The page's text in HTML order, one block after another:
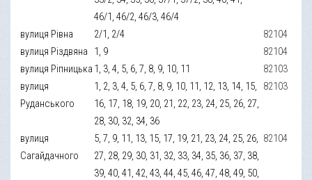
46/1, 46/2, 46/3, 46/4
вулиця Рівна 2/1, 2/4
82104
вулиця Різдвяна
1, 9
82104
вулиця Ріпницька 1, 3, 4, 5, 6, 7, 8, 9, 10, 11
82103
вулиця
Руданського
1, 2, 3, 4, 5, 6, 7, 8, 9, 10, 11, 12, 13, 14, 15,
16, 17, 18, 19, 20, 21, 22, 23, 24, 25, 26, 27,
28, 30, 32, 34, 36
82103
вулиця
Сагайдачного
5, 7, 9, 11, 13, 15, 17, 19, 21, 23, 24, 25, 26,
27, 28, 29, 30, 31, 32, 33, 34, 35, 36, 37, 38,
39, 40, 41, 42, 43, 44, 45, 46, 47, 48, 49, 50,
82104